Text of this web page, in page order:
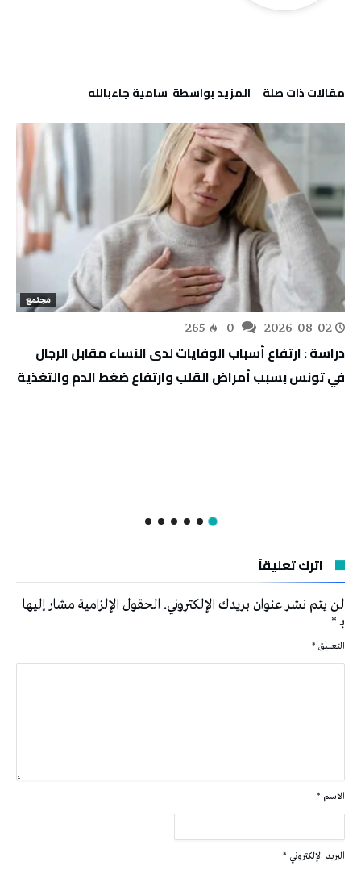
‫مقالات ذات صلة‬ ‫‫المزيد بواسطة‬ ‬ سامية جاءبالله
مجتمع
2026-08-02
265
دراسة : ارتفاع أسباب الوفايات لدى النساء مقابل الرجال
في تونس بسبب أمراض القلب وارتفاع ضغط الدم والتغذية
اترك تعليقاً
لن يتم نشر عنوان بريدك الإلكتروني. الحقول الإلزامية مشار إليها
بـ*
التعليق *
الاسم *
البريد الإلكتروني *